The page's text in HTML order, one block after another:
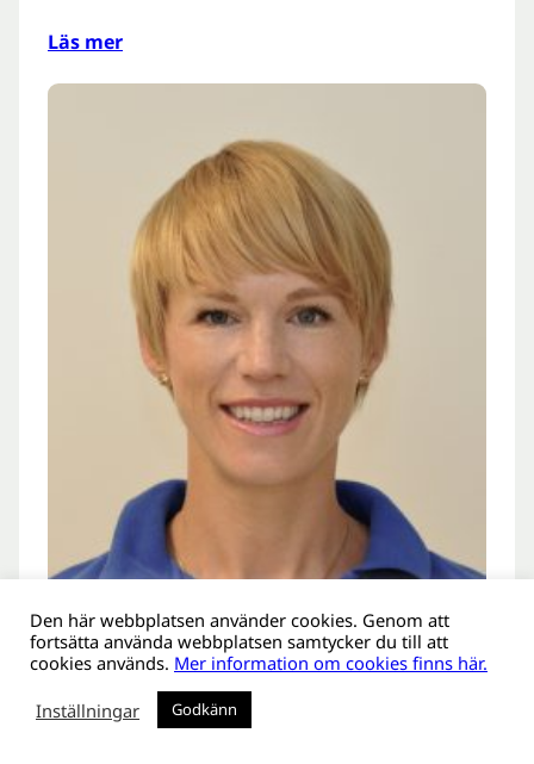
Läs mer
Forskning pågår: Hur jämlik
Den här webbplatsen använder cookies. Genom att
fortsätta använda webbplatsen samtycker du till att
cookies används. Mer information om cookies finns här.
Inställningar
Godkänn